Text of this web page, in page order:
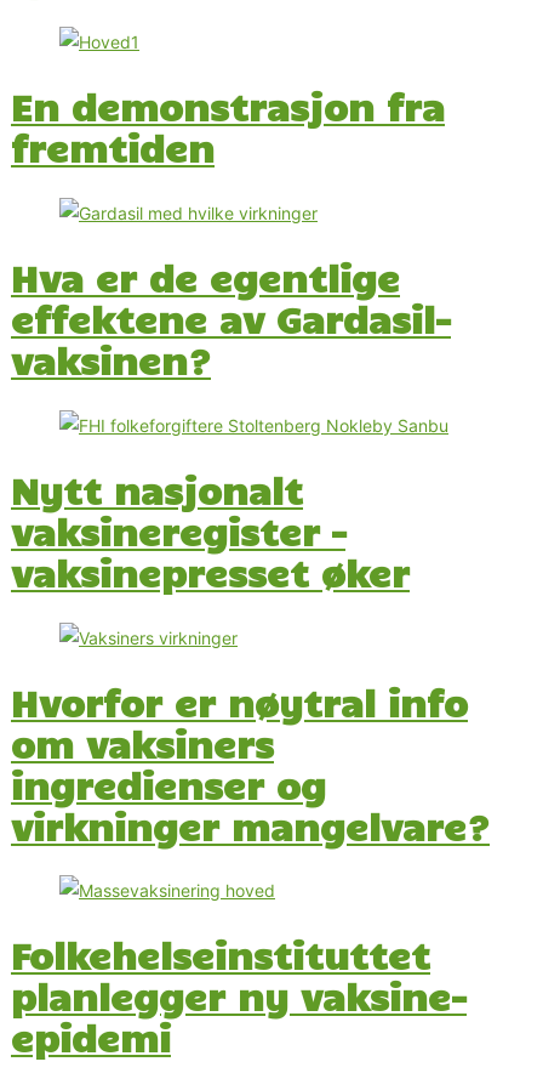
En demonstrasjon fra
fremtiden
Hva er de egentlige
effektene av Gardasil-
vaksinen?
Nytt nasjonalt
vaksineregister –
vaksinepresset øker
Hvorfor er nøytral info
om vaksiners
ingredienser og
virkninger mangelvare?
Folkehelseinstituttet
planlegger ny vaksine-
epidemi